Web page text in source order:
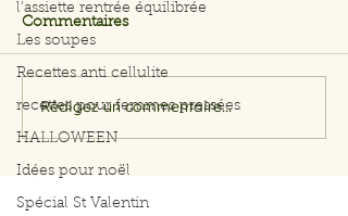
l'assiette rentrée équilibrée
Les soupes
Recettes anti cellulite
recettes pour femmes pressées
HALLOWEEN
Idées pour noël
Spécial St Valentin
Filet de saumon aux
herbes et citron
Commentaires
Rédigez un commentaire...